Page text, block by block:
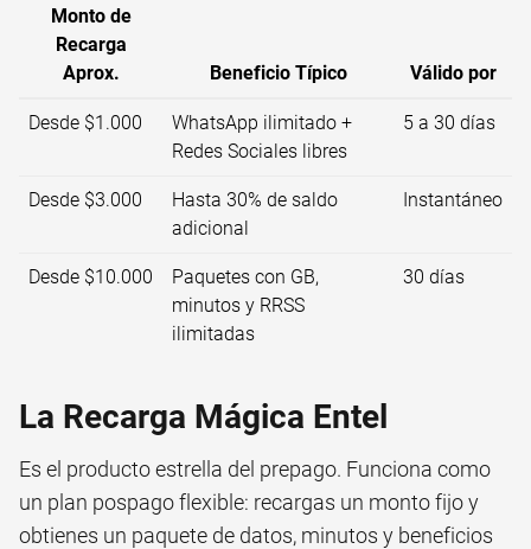
Monto de
Recarga
Aprox.
Beneficio Típico Válido por
Desde $1.000
WhatsApp ilimitado +
Redes Sociales libres
5 a 30 días
Desde $3.000
Hasta 30% de saldo
adicional
Instantáneo
Desde $10.000
Paquetes con GB,
minutos y RRSS
ilimitadas
30 días
La Recarga Mágica Entel
Es el producto estrella del prepago. Funciona como
un plan pospago flexible: recargas un monto fijo y
obtienes un paquete de datos, minutos y beneficios